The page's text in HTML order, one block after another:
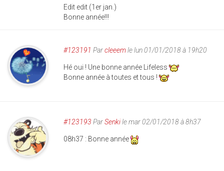
Edit edit (1er jan.)
Bonne année!!!
#123191 Parcleeemle lun 01/01/2018 à 19h20
Hé oui ! Une bonne année Lifeless
Bonne année à toutes et tous !
#123193 ParSenkile mar 02/01/2018 à 8h37
08h37 : Bonne année